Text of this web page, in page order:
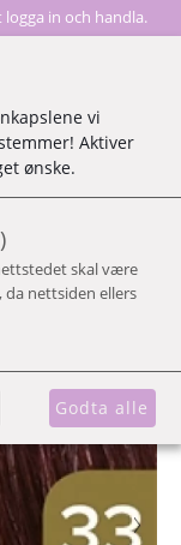
in och handla.
vi
Aktiver
ønske.
skal være
da nettsiden ellers
Godta alle